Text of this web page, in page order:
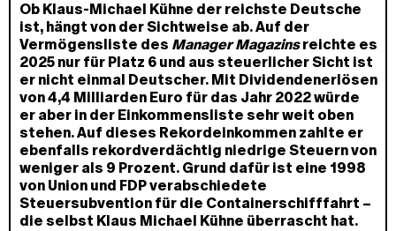
Ob Klaus-Michael Kühne der reichste Deutsche
ist, hängt von der Sichtweise ab. Auf der
Vermögensliste des Manager Magazinsreichte es
2025 nur für Platz 6 und aus steuerlicher Sicht ist
er nicht einmal Deutscher. Mit Dividendenerlösen
von 4,4 Milliarden Euro für das Jahr 2022 würde
er aber in der Einkommensliste sehr weit oben
stehen. Auf dieses Rekordeinkommen zahlte er
ebenfalls rekordverdächtig niedrige Steuern von
weniger als 9 Prozent. Grund dafür ist eine 1998
von Union und FDP verabschiedete
Steuersubvention für die Containerschifffahrt –
die selbst Klaus Michael Kühne überrascht hat.